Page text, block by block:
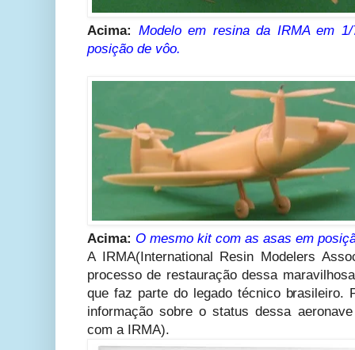
Acima: Modelo em resina da IRMA em
posição de vôo.
Acima: O mesmo kit com as asas em
A IRMA(International Resin Modelers
processo de restauração dessa
que faz parte do legado técnico brasileiro.
informação sobre o status dessa
com a IRMA).